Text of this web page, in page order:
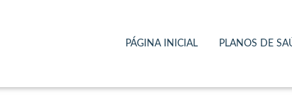
PÁGINA INICIAL PLANOS DE
para Advogados